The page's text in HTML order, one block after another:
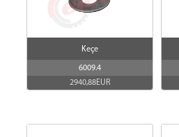
Keçe
6009.4
2940,88EUR